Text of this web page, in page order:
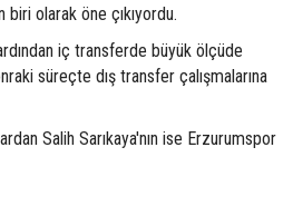
olarak öne çıkıyordu.
iç transferde büyük ölçüde
süreçte dış transfer çalışmalarına
Salih Sarıkaya'nın ise Erzurumspor